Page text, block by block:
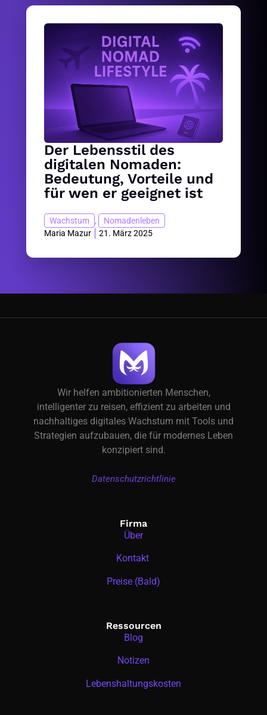
Der Lebensstil des
digitalen Nomaden:
Bedeutung, Vorteile und
für wen er geeignet ist
Wachstum ,
Nomadenleben
Maria Mazur
21. März 2025
Wir helfen ambitionierten Menschen,
intelligenter zu reisen, effizient zu arbeiten und
nachhaltiges digitales Wachstum mit Tools und
Strategien aufzubauen, die für modernes Leben
konzipiert sind.
Datenschutzrichtlinie
Firma
Über
Kontakt
Preise (Bald)
Ressourcen
Blog
Notizen
Lebenshaltungskosten